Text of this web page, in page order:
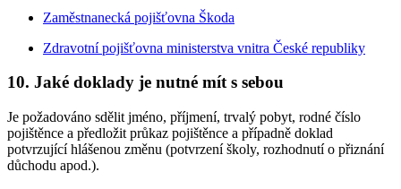
Zaměstnanecká pojišťovna Škoda
Zdravotní pojišťovna ministerstva vnitra České republiky
10. Jaké doklady je nutné mít s sebou
Je požadováno sdělit jméno, příjmení, trvalý pobyt, rodné číslo
pojištěnce a předložit průkaz pojištěnce a případně doklad
potvrzující hlášenou změnu (potvrzení školy, rozhodnutí o přiznání
důchodu apod.).